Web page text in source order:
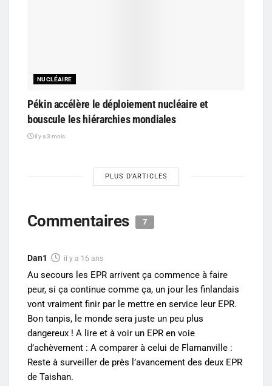
NUCLÉAIRE
Pékin accélère le déploiement nucléaire et
bouscule les hiérarchies mondiales
il y a 3 mois
PLUS D'ARTICLES
Commentaires 7
Dan1 il y a 16 ans
Au secours les EPR arrivent ça commence à faire
peur, si ça continue comme ça, un jour les finlandais
vont vraiment finir par le mettre en service leur EPR.
Bon tanpis, le monde sera juste un peu plus
dangereux ! A lire et à voir un EPR en voie
d’achèvement : A comparer à celui de Flamanville :
Reste à surveiller de près l’avancement des deux EPR
de Taishan.